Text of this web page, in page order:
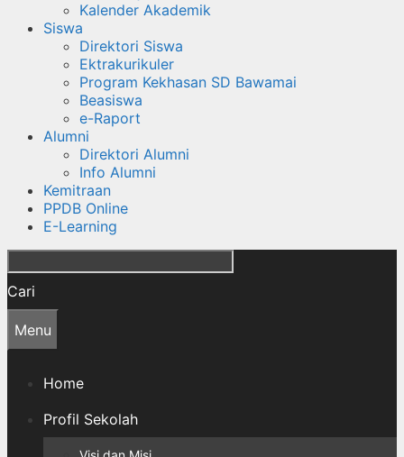
Kalender Akademik
Siswa
Direktori Siswa
Ektrakurikuler
Program Kekhasan SD Bawamai
Beasiswa
e-Raport
Alumni
Direktori Alumni
Info Alumni
Kemitraan
PPDB Online
E-Learning
Cari
Menu
Home
Profil Sekolah